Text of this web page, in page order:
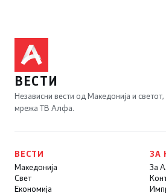
ВЕСТИ
Независни вести од Македонија и
мрежа ТВ Алфа.
ВЕСТИ
Македонија
Свет
Економија
ЗА
За